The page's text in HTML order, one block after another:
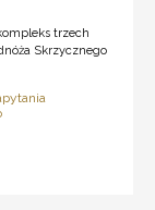
trzech
Skrzycznego